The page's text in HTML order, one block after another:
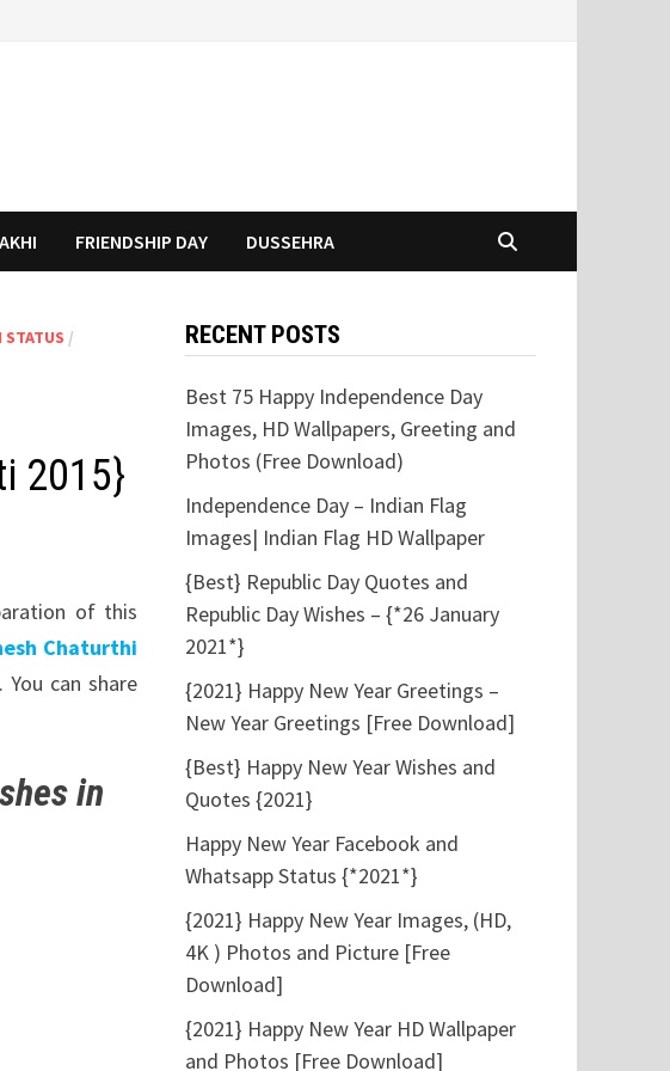
FRIENDSHIP DAY DUSSEHRA
STATUS /
2015}
of this
Chaturthi
can share
in
RECENT POSTS
Best 75 Happy Independence Day
Images, HD Wallpapers, Greeting and
Photos (Free Download)
Independence Day – Indian Flag
Images| Indian Flag HD Wallpaper
{Best} Republic Day Quotes and
Republic Day Wishes – {*26 January
2021*}
{2021} Happy New Year Greetings –
New Year Greetings [Free Download]
{Best} Happy New Year Wishes and
Quotes {2021}
Happy New Year Facebook and
Whatsapp Status {*2021*}
{2021} Happy New Year Images, (HD,
4K ) Photos and Picture [Free
Download]
{2021} Happy New Year HD Wallpaper
and Photos [Free Download]